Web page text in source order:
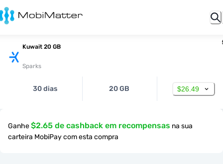
Kuwait 20 GB
Sparks
30 dias 20 GB $26.49
Ganhe$2.65 de cashback em recompensas na sua
carteira MobiPay com esta compra